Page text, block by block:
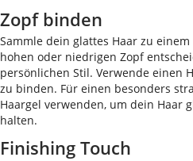
Zopf binden
Sammle dein glattes Haar zu
hohen oder niedrigen Zopf
persönlichen Stil. Verwende einen
zu binden. Für einen besonders
Haargel verwenden, um dein Haar
halten.
Finishing Touch